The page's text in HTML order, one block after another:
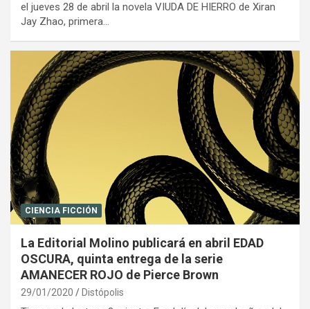
el jueves 28 de abril la novela VIUDA DE HIERRO de Xiran
Jay Zhao, primera…
CIENCIA FICCIÓN
La Editorial Molino publicará en abril EDAD
OSCURA, quinta entrega de la serie
AMANECER ROJO de Pierce Brown
29/01/2020 Distópolis